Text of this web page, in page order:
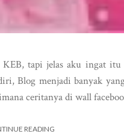
tapi jelas aku ingat
Blog menjadi banyak
ceritanya di wall
READING